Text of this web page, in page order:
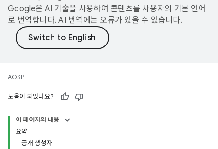
Google은 AI 기술을 사용하여 콘텐츠를 사용자의 기본 언어
로 번역합니다. AI 번역에는 오류가 있을 수 있습니다.
AOSP
도움이 되었나요?
이 페이지의 내용
요약
공개 생성자